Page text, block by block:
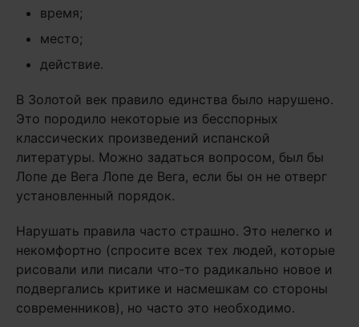
время;
место;
действие.
В Золотой век правило единства было нарушено.
Это породило некоторые из бесспорных
классических произведений испанской
литературы. Можно задаться вопросом, был бы
Лопе де Вега Лопе де Вега, если бы он не отверг
установленный порядок.
Нарушать правила часто страшно. Это нелегко и
некомфортно (спросите всех тех людей, которые
рисовали или писали что-то радикально новое и
подвергались критике и насмешкам со стороны
современников), но часто это необходимо.